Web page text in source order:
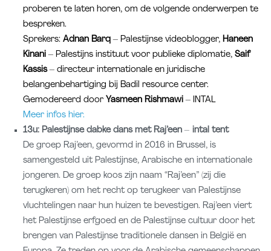
proberen te laten horen, om de volgende onderwerpen te
bespreken.
Sprekers:Adnan Barq – Palestijnse videoblogger,Haneen
Kinani – Palestijns instituut voor publieke diplomatie,Saif
Kassis– directeur internationale en juridische
belangenbehartiging bij Badil resource center.
Gemodereerd door Yasmeen Rishmawi – INTAL
Meer infos hier.
13u:Palestijnse dabke dans metRaj’een – intal tent
De groep Raj’een, gevormd in 2016 in Brussel, is
samengesteld uit Palestijnse, Arabische en internationale
jongeren. De groep koos zijn naam “Raj’een” (zij die
terugkeren) om het recht op terugkeer van Palestijnse
vluchtelingen naar hun huizen te bevestigen. Raj’een viert
het Palestijnse erfgoed en de Palestijnse cultuur door het
brengen van Palestijnse traditionele dansen in België en